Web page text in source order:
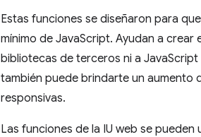
Estas funciones se diseñaron para
mínimo de JavaScript. Ayudan a
bibliotecas de terceros ni a
también puede brindarte un aumento
responsivas.
Las funciones de la IU web se